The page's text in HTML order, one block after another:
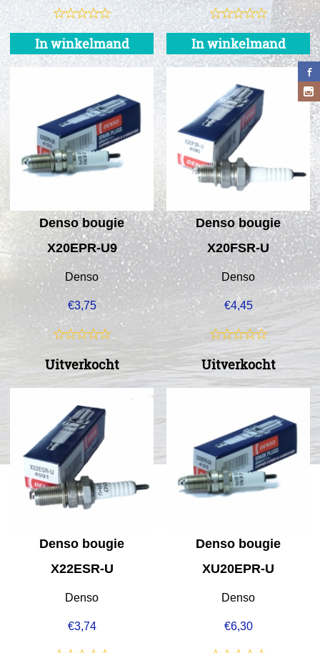
In winkelmand In winkelmand
Denso bougie
X20EPR-U9
Denso
€3,75
Uitverkocht
Denso bougie
X20FSR-U
Denso
€4,45
Uitverkocht
Denso bougie
X22ESR-U
Denso
€3,74
Denso bougie
XU20EPR-U
Denso
€6,30